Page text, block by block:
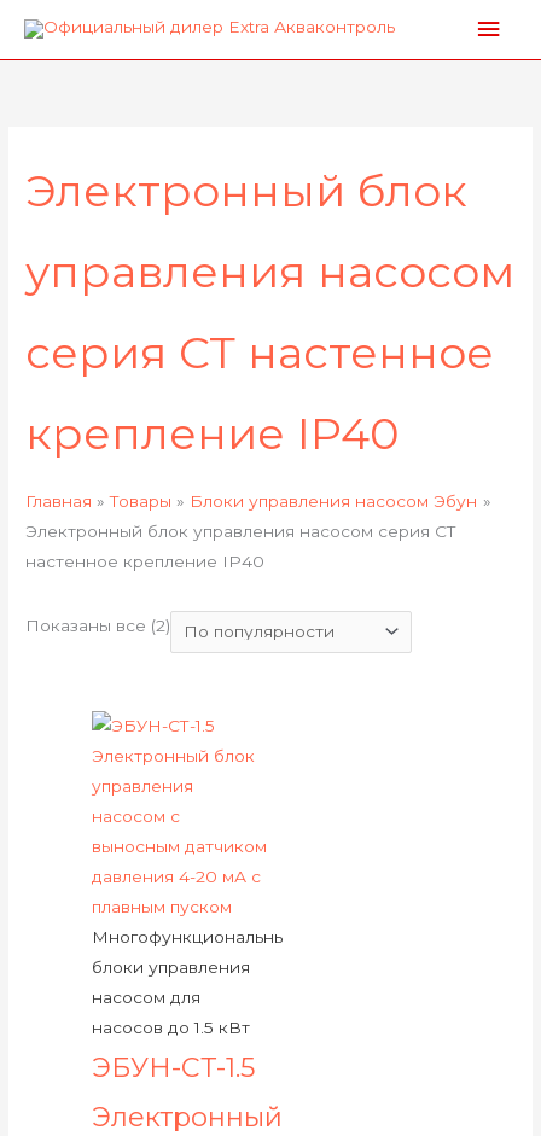
Электронный блок
управления насосом
серия СТ настенное
крепление IP40
Главная Товары
Блоки управления насосом Эбун
Электронный блок управления насосом серия СТ
настенное крепление IP40
Показаны все (2)
Многофункциональные
блоки управления
насосом для
насосов до 1.5 кВт
ЭБУН-СТ-1.5
Электронный